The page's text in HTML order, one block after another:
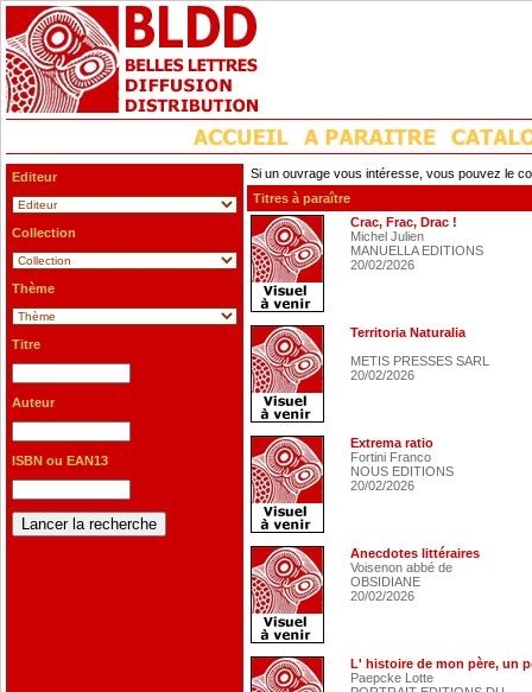
Editeur
Collection
Thème
Titre
Auteur
ISBN ou EAN13
Si un ouvrage vous intéresse, vous pouvez le
Titres à paraître
Crac, Frac, Drac !
Michel Julien
MANUELLA EDITIONS
20/02/2026
Territoria Naturalia
METIS PRESSES SARL
20/02/2026
Extrema ratio
Fortini Franco
NOUS EDITIONS
20/02/2026
Anecdotes littéraires
Voisenon abbé de
OBSIDIANE
20/02/2026
L' histoire de mon père, un
Paepcke Lotte